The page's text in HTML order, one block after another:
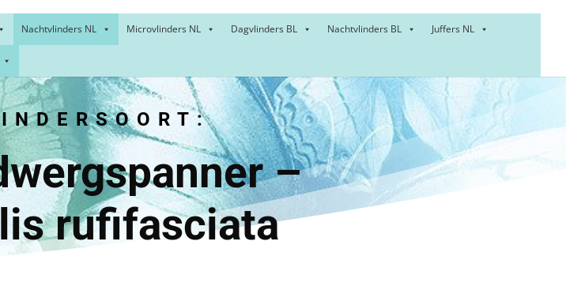
Nachtvlinders NL Microvlinders NL Dagvlinders BL Nachtvlinders BL Juffers NL
–
rufifasciata